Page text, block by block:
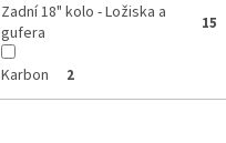
Zadní 18" kolo - Ložiska a
gufera
15
Karbon 2